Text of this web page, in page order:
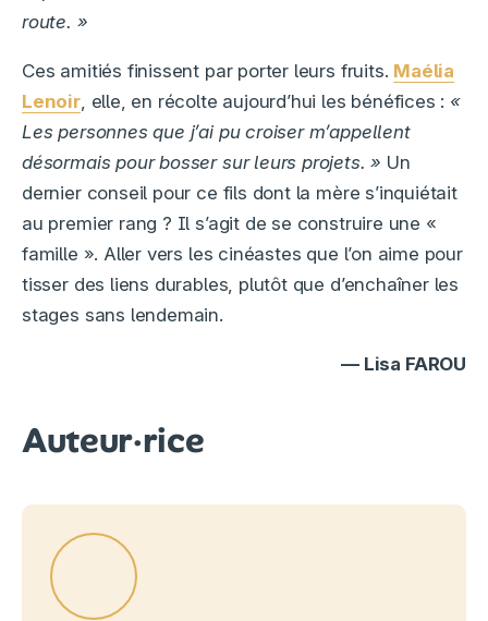
route. »
Ces amitiés finissent par porter leurs fruits. Maélia
Lenoir, elle, en récolte aujourd’hui les bénéfices : «
Les personnes que j’ai pu croiser m’appellent
désormais pour bosser sur leurs projets. » Un
dernier conseil pour ce fils dont la mère s’inquiétait
au premier rang ? Il s’agit de se construire une «
famille ». Aller vers les cinéastes que l’on aime pour
tisser des liens durables, plutôt que d’enchaîner les
stages sans lendemain.
— Lisa FAROU
Auteur·rice